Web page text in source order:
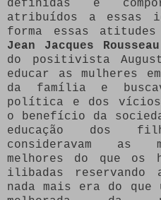
definidas e
atribuídos a essas
forma essas atitudes
Jean Jacques Rousseau
do positivista
educar as mulheres
da família e
política e dos
o benefício da
educação dos
consideravam as
melhores do que os
ilibadas reservando
nada mais era do que